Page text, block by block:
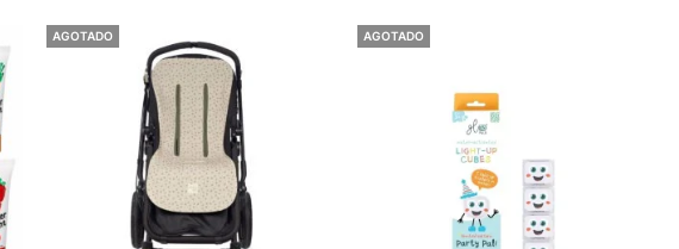
AGOTADO AGOTADO